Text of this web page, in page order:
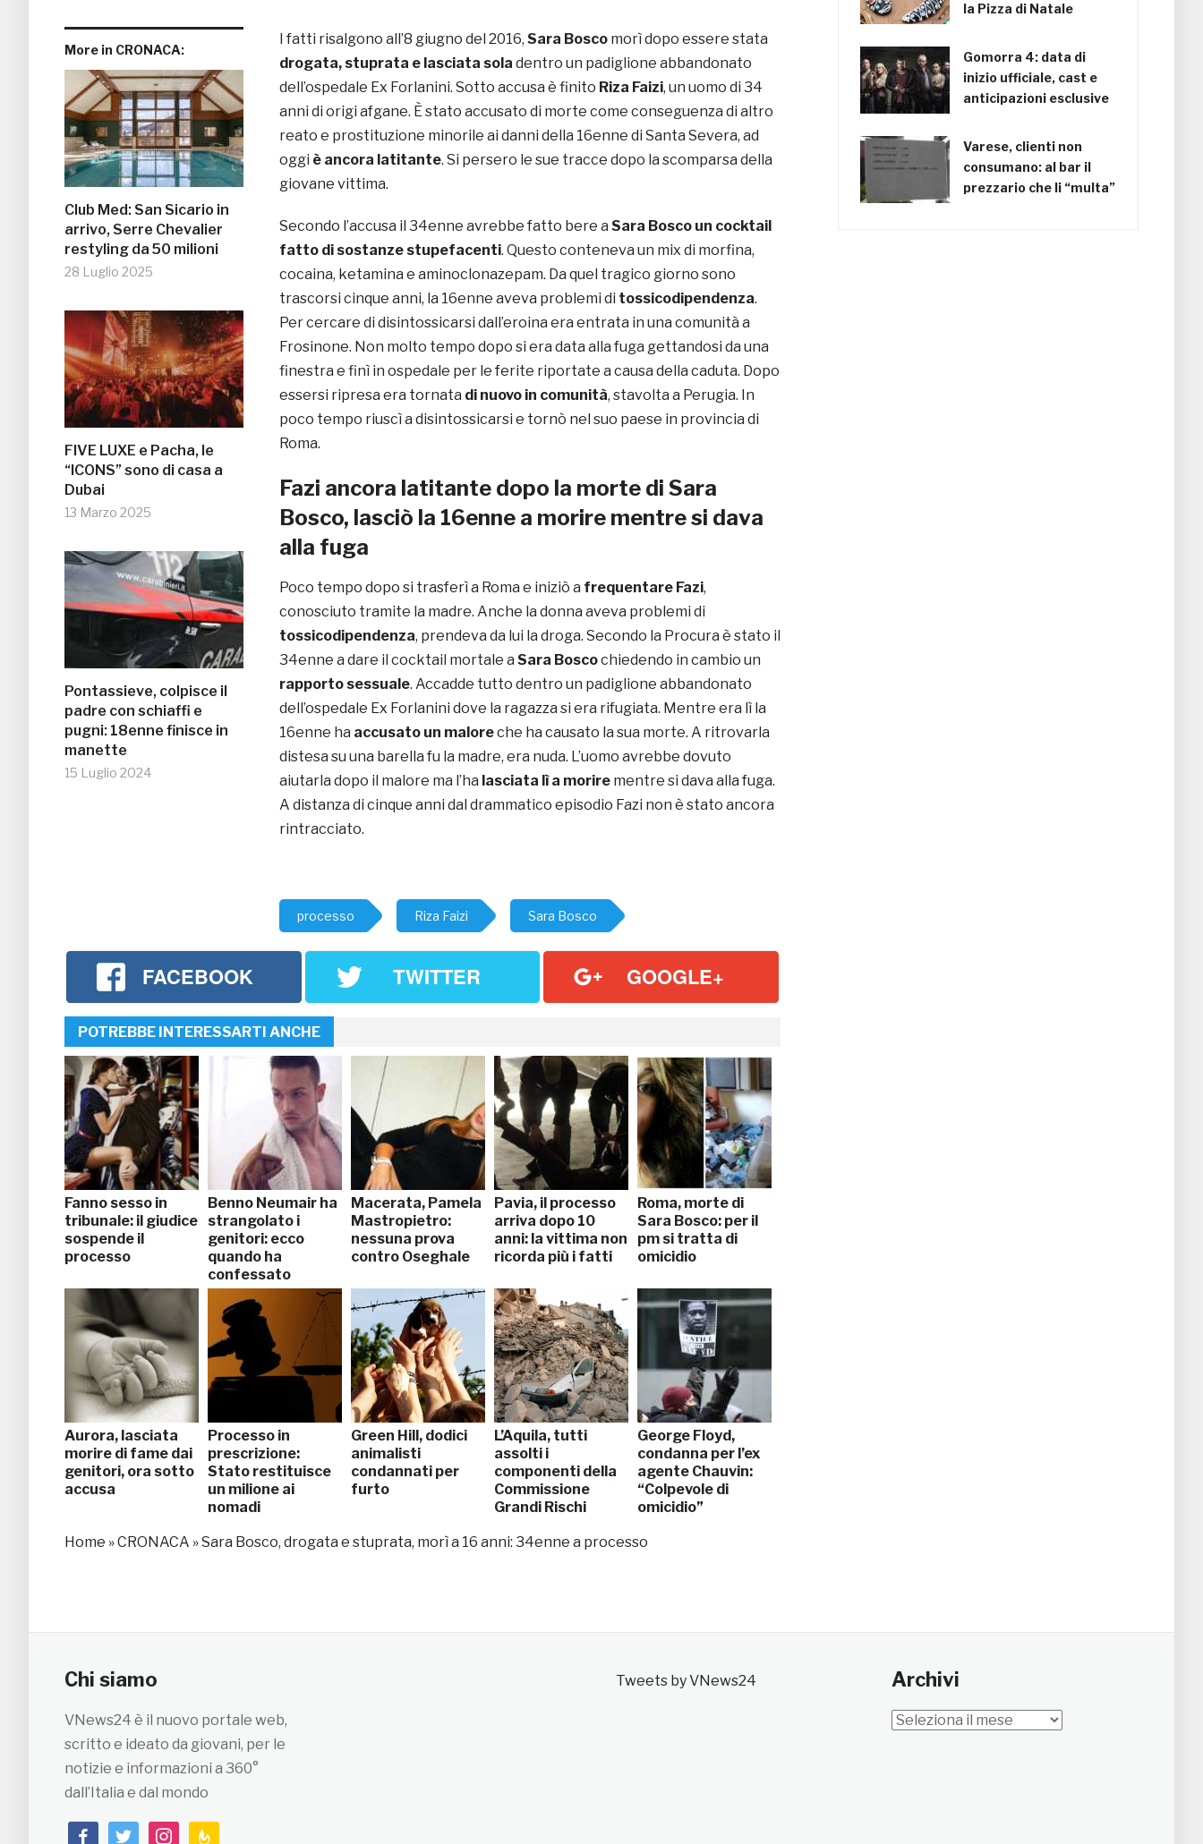
More in CRONACA:
Club Med: San Sicario in
arrivo, Serre Chevalier
restyling da 50 milioni
28 Luglio 2025
FIVE LUXE e Pacha, le
“ICONS” sono di casa a
Dubai
13 Marzo 2025
Pontassieve, colpisce il
padre con schiaffi e
pugni: 18enne finisce in
manette
15 Luglio 2024
I fatti risalgono all’8 giugno del 2016, Sara Bosco morì dopo essere stata
drogata, stuprata e lasciata sola dentro un padiglione abbandonato
dell’ospedale Ex Forlanini. Sotto accusa è finito Riza Faizi, un uomo di 34
anni di origi afgane. È stato accusato di morte come conseguenza di altro
reato e prostituzione minorile ai danni della 16enne di Santa Severa, ad
oggi è ancora latitante. Si persero le sue tracce dopo la scomparsa della
giovane vittima.
Secondo l’accusa il 34enne avrebbe fatto bere a Sara Bosco un cocktail
fatto di sostanze stupefacenti. Questo conteneva un mix di morfina,
cocaina, ketamina e aminoclonazepam. Da quel tragico giorno sono
trascorsi cinque anni, la 16enne aveva problemi di tossicodipendenza.
Per cercare di disintossicarsi dall’eroina era entrata in una comunità a
Frosinone. Non molto tempo dopo si era data alla fuga gettandosi da una
finestra e finì in ospedale per le ferite riportate a causa della caduta. Dopo
essersi ripresa era tornata di nuovo in comunità, stavolta a Perugia. In
poco tempo riuscì a disintossicarsi e tornò nel suo paese in provincia di
Roma.
Fazi ancora latitante dopo la morte di Sara
Bosco, lasciò la 16enne a morire mentre si dava
alla fuga
Poco tempo dopo si trasferì a Roma e iniziò a frequentare Fazi,
conosciuto tramite la madre. Anche la donna aveva problemi di
tossicodipendenza, prendeva da lui la droga. Secondo la Procura è stato il
34enne a dare il cocktail mortale a Sara Boscochiedendo in cambio un
rapporto sessuale. Accadde tutto dentro un padiglione abbandonato
dell’ospedale Ex Forlanini dove la ragazza si era rifugiata. Mentre era lì la
16enne ha accusato un maloreche ha causato la sua morte. A ritrovarla
distesa su una barella fu la madre, era nuda. L’uomo avrebbe dovuto
aiutarla dopo il malore ma l’ha lasciata lì a morire mentre si dava alla fuga.
A distanza di cinque anni dal drammatico episodio Fazi non è stato ancora
rintracciato.
processo Riza Faizi Sara Bosco
FACEBOOK TWITTER GOOGLE+
POTREBBE INTERESSARTI ANCHE
Fanno sesso in
tribunale: il giudice
sospende il
processo
Benno Neumair ha
strangolato i
genitori: ecco
quando ha
confessato
Macerata, Pamela
Mastropietro:
nessuna prova
contro Oseghale
Pavia, il processo
arriva dopo 10
anni: la vittima non
ricorda più i fatti
Roma, morte di
Sara Bosco: per il
pm si tratta di
omicidio
Aurora, lasciata
morire di fame dai
genitori, ora sotto
accusa
Processo in
prescrizione:
Stato restituisce
un milione ai
nomadi
Green Hill, dodici
animalisti
condannati per
furto
L’Aquila, tutti
assolti i
componenti della
Commissione
Grandi Rischi
George Floyd,
condanna per l’ex
agente Chauvin:
“Colpevole di
omicidio”
Home »CRONACA »Sara Bosco, drogata e stuprata, morì a 16 anni: 34enne a processo
la Pizza di Natale
Gomorra 4: data di
inizio ufficiale, cast e
anticipazioni esclusive
Varese, clienti non
consumano: al bar il
prezzario che li “multa”
Chi siamo
VNews24 è il nuovo portale web,
scritto e ideato da giovani, per le
notizie e informazioni a 360°
dall’Italia e dal mondo
facebooktwitterinstagramfeedburner
Tweets by VNews24 Archivi
Archivi